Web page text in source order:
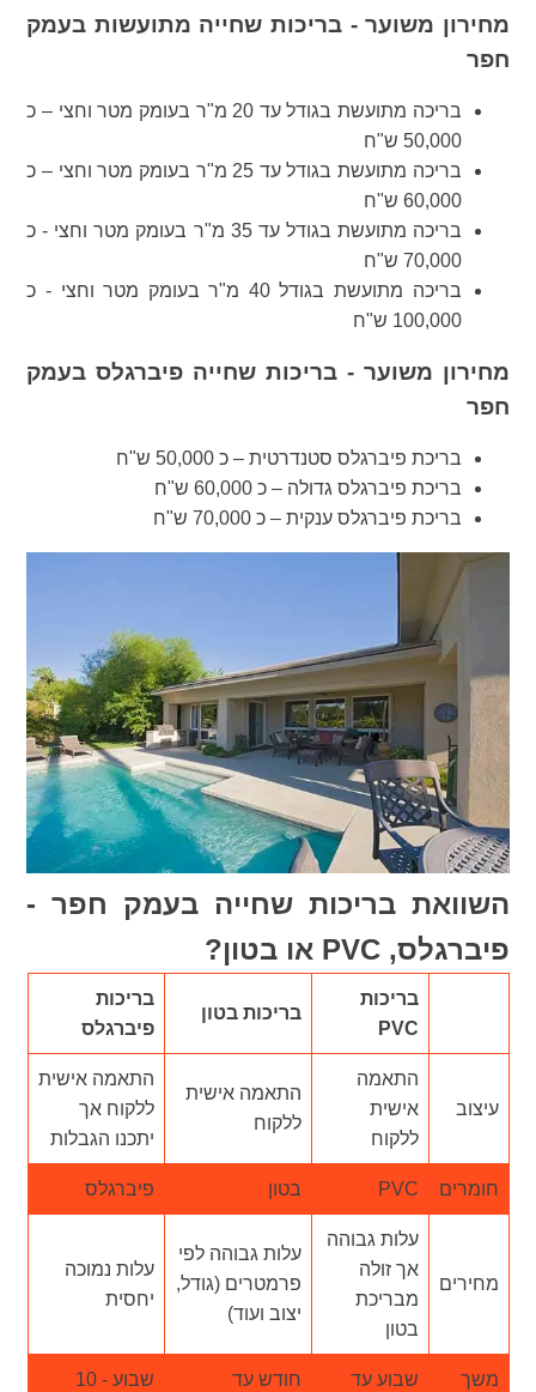
מחירון משוער - בריכות שחייה מתועשות בעמק
חפר
בריכה מתועשת בגודל עד 20 מ"ר בעומק מטר וחצי – כ
50,000 ש"ח
בריכה מתועשת בגודל עד 25 מ"ר בעומק מטר וחצי – כ
60,000 ש"ח
בריכה מתועשת בגודל עד 35 מ"ר בעומק מטר וחצי - כ
70,000 ש"ח
בריכה מתועשת בגודל 40 מ"ר בעומק מטר וחצי - כ
100,000 ש"ח
מחירון משוער - בריכות שחייה פיברגלס בעמק
חפר
בריכת פיברגלס סטנדרטית – כ 50,000 ש"ח
בריכת פיברגלס גדולה – כ 60,000 ש"ח
בריכת פיברגלס ענקית – כ 70,000 ש"ח
השוואת בריכות שחייה בעמק חפר -
פיברגלס, PVC או בטון?
בריכות
PVC
בריכות בטון
בריכות
פיברגלס
עיצוב
התאמה
אישית
ללקוח
התאמה אישית
ללקוח
התאמה אישית
ללקוח אך
יתכנו הגבלות
חומרים PVC בטון פיברגלס
מחירים
עלות גבוהה
אך זולה
מבריכת
בטון
עלות גבוהה לפי
פרמטרים (גודל,
יצוב ועוד)
עלות נמוכה
יחסית
משך שבוע עד חודש עד שבוע - 10